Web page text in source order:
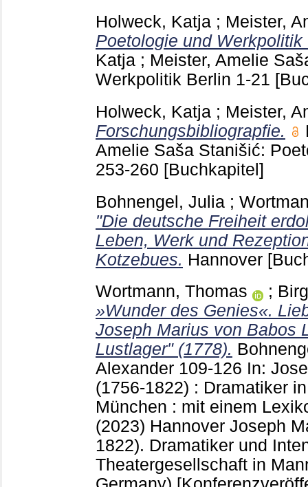
Holweck, Katja ; Meister,
Poetologie und
Katja ; Meister, Amelie
Werkpolitik Berlin 1-21
Holweck, Katja ; Meister,
Forschungsbibliograpfie.
Amelie Saša Stanišić:
253-260 [Buchkapitel]
Bohnengel, Julia ;
"Die deutsche Freiheit
Leben, Werk und
Kotzebues. Hannover
Wortmann, Thomas
;
»Wunder des Genies«.
Joseph Marius von Babos
Lustlager" (1778).
Alexander 109-126 In:
(1756-1822) : Dramatiker
München : mit einem
(2023) Hannover Joseph
1822). Dramatiker und
Theater­gesellschaft in